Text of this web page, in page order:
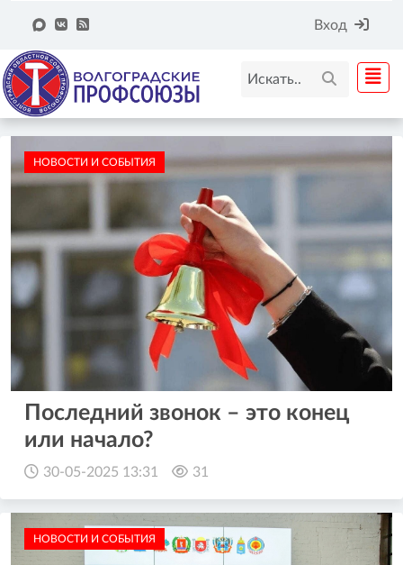
Вход
НОВОСТИ И СОБЫТИЯ
Последний звонок – это конец
или начало?
30-05-2025 13:31 31
НОВОСТИ И СОБЫТИЯ